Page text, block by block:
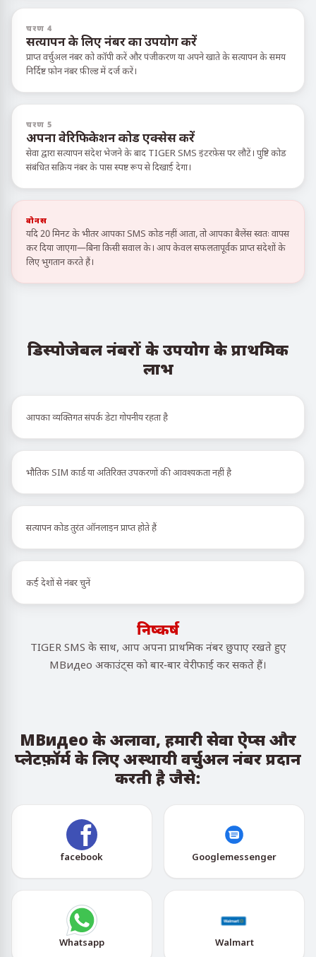
चरण 4
सत्यापन के लिए नंबर का उपयोग करें
प्राप्त वर्चुअल नंबर को कॉपी करें और पंजीकरण या अपने खाते के सत्यापन के समय
निर्दिष्ट फ़ोन नंबर फ़ील्ड में दर्ज करें।
चरण 5
अपना वेरिफिकेशन कोड एक्सेस करें
सेवा द्वारा सत्यापन संदेश भेजने के बाद TIGER SMS इंटरफ़ेस पर लौटें। पुष्टि कोड
संबंधित सक्रिय नंबर के पास स्पष्ट रूप से दिखाई देगा।
बोनस
यदि 20 मिनट के भीतर आपका SMS कोड नहीं आता, तो आपका बैलेंस स्वतः वापस
कर दिया जाएगा—बिना किसी सवाल के। आप केवल सफलतापूर्वक प्राप्त संदेशों के
लिए भुगतान करते हैं।
डिस्पोजेबल नंबरों के उपयोग के प्राथमिक
लाभ
आपका व्यक्तिगत संपर्क डेटा गोपनीय रहता है
भौतिक SIM कार्ड या अतिरिक्त उपकरणों की आवश्यकता नहीं है
सत्यापन कोड तुरंत ऑनलाइन प्राप्त होते हैं
कई देशों से नंबर चुनें
निष्कर्ष
TIGER SMS के साथ, आप अपना प्राथमिक नंबर छुपाए रखते हुए
МВидео अकाउंट्स को बार-बार वेरीफाई कर सकते हैं।
МВидео के अलावा, हमारी सेवा ऐप्स और
प्लेटफ़ॉर्म के लिए अस्थायी वर्चुअल नंबर प्रदान
करती है जैसे:
facebook Googlemessenger
Whatsapp Walmart